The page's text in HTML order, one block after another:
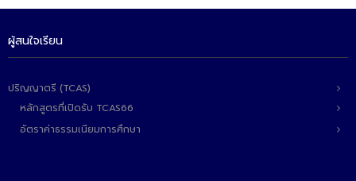
ศูนย์บริการ
- ศูนย์เครื่องมือปฏิบัติการวิทยาศาสตร์
- ศูนย์ปัญญาประดิษฐ์เพื่อการศึกษา
สหกิจศึกษา
ผู้สนใจเรียน
ปริญญาตรี (TCAS)
หลักสูตรที่เปิดรับ TCAS66
อัตราค่าธรรมเนียมการศึกษา